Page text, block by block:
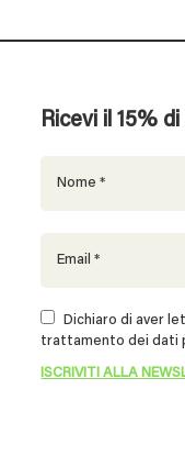
Ricevi il 15%
Dichiaro di aver
trattamento dei dati